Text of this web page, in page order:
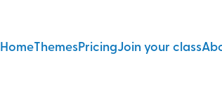
HomeThemesPricingJoin your class